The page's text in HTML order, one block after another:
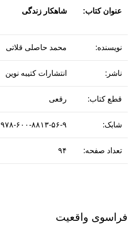
عنوان کتاب: شاهکار زندگی
نویسنده: محمد حاصلی قلاتی
ناشر: انتشارات کتیبه نوین
قطع کتاب: رقعی
شابک: ۹۷۸-۶۰۰-۸۸۱۳-۵۶-۹
تعداد صفحه: ۹۴
فراسوی واقعیت